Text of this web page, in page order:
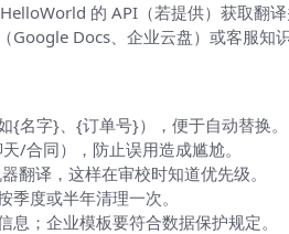
的 API（若提供）获取翻译
Google Docs、企业云盘）或客服知识
{名字}、{订单号}），便于自动替换。
/合同），防止误用造成尴尬。
翻译，这样在审校时知道优先级。
度或半年清理一次。
；企业模板要符合数据保护规定。